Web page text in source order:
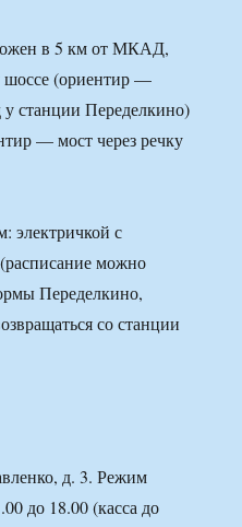
в 5 км от МКАД,
шоссе (ориентир —
станции Переделкино)
— мост через речку
электричкой с
можно
Переделкино,
со станции
д. 3. Режим
до 18.00 (касса до